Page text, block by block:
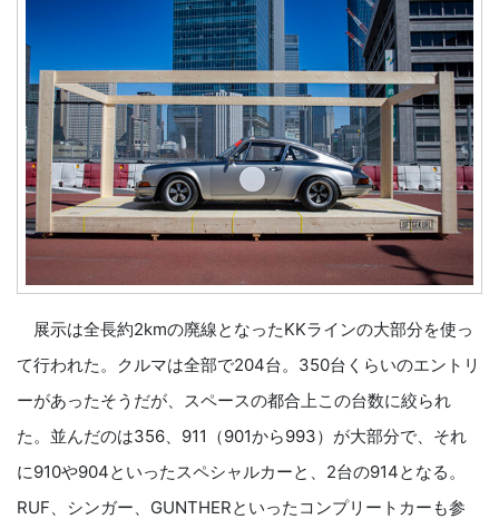
展示は全長約2kmの廃線となったKKラインの大部分を使っ
て行われた。クルマは全部で204台。350台くらいのエントリ
ーがあったそうだが、スペースの都合上この台数に絞られ
た。並んだのは356、911（901から993）が大部分で、それ
に910や904といったスペシャルカーと、2台の914となる。
RUF、シンガー、GUNTHERといったコンプリートカーも参